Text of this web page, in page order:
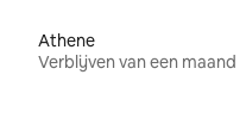
Athene
Verblijven van een maand